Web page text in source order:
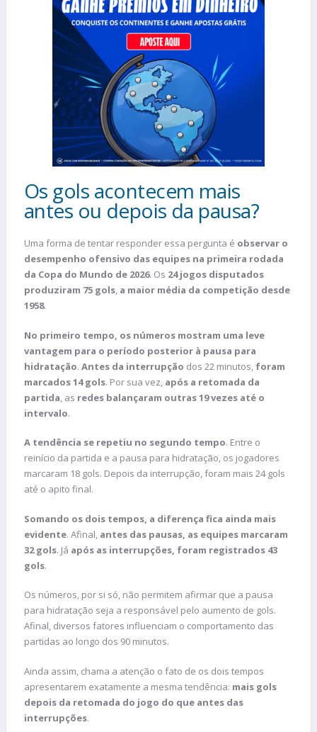
Os gols acontecem mais
antes ou depois da pausa?
Uma forma de tentar responder essa pergunta é observar o
desempenho ofensivo das equipes na primeira rodada
da Copa do Mundo de 2026. Os 24 jogos disputados
produziram 75 gols, a maior média da competição desde
1958.
No primeiro tempo, os números mostram uma leve
vantagem para o período posterior à pausa para
hidratação. Antes da interrupção dos 22 minutos, foram
marcados 14 gols. Por sua vez, após a retomada da
partida, as redes balançaram outras 19 vezes até o
intervalo.
A tendência se repetiu no segundo tempo. Entre o
reinício da partida e a pausa para hidratação, os jogadores
marcaram 18 gols. Depois da interrupção, foram mais 24 gols
até o apito final.
Somando os dois tempos, a diferença fica ainda mais
evidente. Afinal, antes das pausas, as equipes marcaram
32 gols. Já após as interrupções, foram registrados 43
gols.
Os números, por si só, não permitem afirmar que a pausa
para hidratação seja a responsável pelo aumento de gols.
Afinal, diversos fatores influenciam o comportamento das
partidas ao longo dos 90 minutos.
Ainda assim, chama a atenção o fato de os dois tempos
apresentarem exatamente a mesma tendência: mais gols
depois da retomada do jogo do que antes das
interrupções.